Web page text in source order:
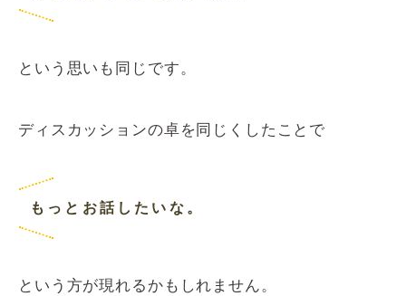
という思いも同じです。
ディスカッションの卓を同じくしたことで
もっとお話したいな。
という方が現れるかもしれません。